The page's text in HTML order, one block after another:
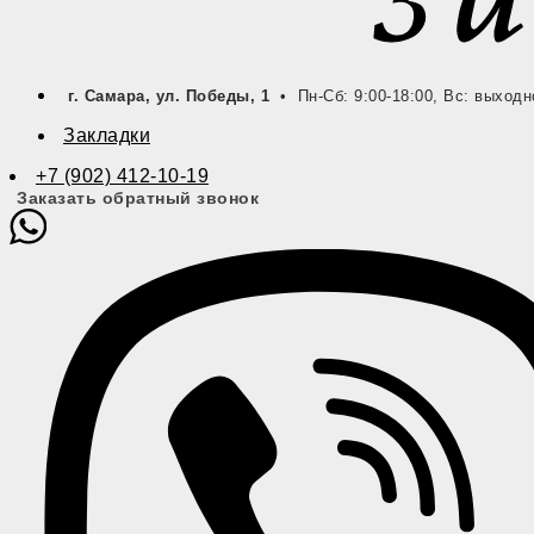
г. Самара, ул. Победы, 1 • Пн-Сб: 9:00-18:00, Вс:
Закладки
+7 (902) 412-10-19
Заказать обратный звонок